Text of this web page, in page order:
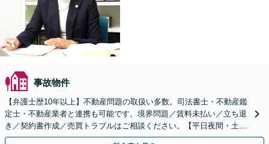
事故物件
【弁護士歴10年以上】不動産問題の取扱い多数。司法書士・不動産鑑
定士・不動産業者と連携も可能です。境界問題／賃料未払い／立ち退
き／契約書作成／売買トラブルはご相談ください。【平日夜間・土日
祝相談可】【上大岡駅直結】